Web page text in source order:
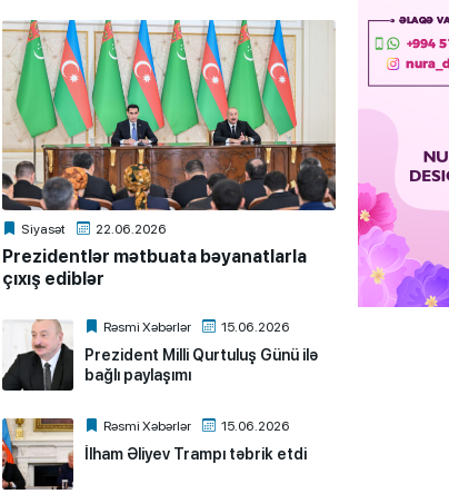
Siyasət 22.06.2026
Prezidentlər mətbuata bəyanatlarla
çıxış ediblər
Rəsmi Xəbərlər 15.06.2026
Prezident Milli Qurtuluş Günü ilə
bağlı paylaşımı
Rəsmi Xəbərlər 15.06.2026
İlham Əliyev Trampı təbrik etdi